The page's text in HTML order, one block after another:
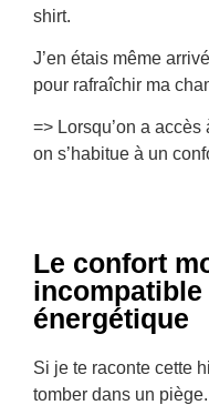
shirt.
J’en étais même
pour rafraîchir ma
=> Lorsqu’on a
on s’habitue à un
Le confort
énergétique
Si je te raconte cette
tomber dans un piège.